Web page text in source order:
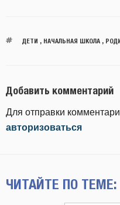
ДЕТИ , НАЧАЛЬНАЯ ШКОЛА,
Добавить комментарий
Для отправки
авторизоваться
ЧИТАЙТЕ ПО ТЕМЕ: